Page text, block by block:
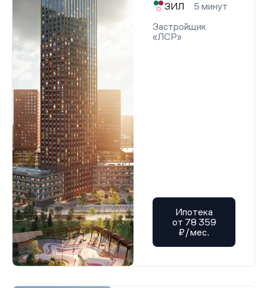
ЗИЛ
5 минут
Застройщик
«ЛСР»
Ипотека
от 78 359
₽/мес.